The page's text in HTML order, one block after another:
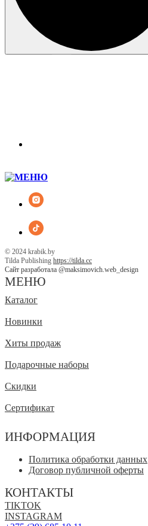
© 2024 krabik.by
Tilda Publishing https://tilda.cc
Сайт разработала @maksimovich.web_design
МЕНЮ
Каталог
Новинки
Хиты продаж
Подарочные наборы
Скидки
Сертификат
ИНФОРМАЦИЯ
Политика обработки данных
Договор публичной оферты
КОНТАКТЫ
TIKTOK
INSTAGRAM